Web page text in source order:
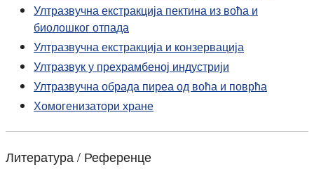
Ултразвучна екстракција пектина из воћа и
биолошког отпада
Ултразвучна екстракција и конзервација
Ултразвук у прехрамбеној индустрији
Ултразвучна обрада пиреа од воћа и поврћа
Хомогенизатори хране
Литература / Референце